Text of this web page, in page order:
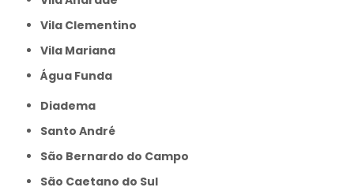
Vila Clementino
Vila Mariana
Água Funda
Diadema
Santo André
São Bernardo do Campo
São Caetano do Sul